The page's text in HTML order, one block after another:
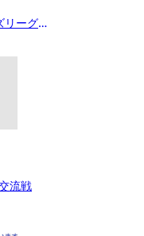
ーグ特
交流戦